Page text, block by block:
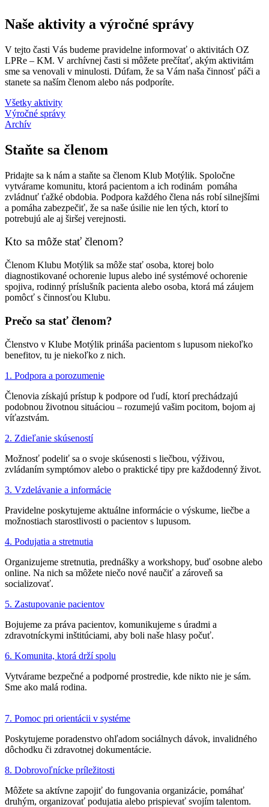
Naše aktivity a výročné správy
V tejto časti Vás budeme pravidelne informovať o aktivitách OZ
LPRe – KM. V archívnej časti si môžete prečítať, akým aktivitám
sme sa venovali v minulosti. Dúfam, že sa Vám naša činnosť páči a
stanete sa naším členom alebo nás podporíte.
Všetky aktivity
Výročné správy
Archív
Staňte sa členom
Pridajte sa k nám a staňte sa členom Klub Motýlik. Spoločne
vytvárame komunitu, ktorá pacientom a ich rodinám pomáha
zvládnuť ťažké obdobia. Podpora každého člena nás robí silnejšími
a pomáha zabezpečiť, že sa naše úsilie nie len tých, ktorí to
potrebujú ale aj širšej verejnosti.
Kto sa môže stať členom?
Členom Klubu Motýlik sa môže stať osoba, ktorej bolo
diagnostikované ochorenie lupus alebo iné systémové ochorenie
spojiva, rodinný príslušník pacienta alebo osoba, ktorá má záujem
pomôcť s činnosťou Klubu.
Prečo sa stať členom?
Členstvo v Klube Motýlik prináša pacientom s lupusom niekoľko
benefitov, tu je niekoľko z nich.
1. Podpora a porozumenie
Členovia získajú prístup k podpore od ľudí, ktorí prechádzajú
podobnou životnou situáciou – rozumejú vašim pocitom, bojom aj
víťazstvám.
2. Zdieľanie skúseností
Možnosť podeliť sa o svoje skúsenosti s liečbou, výživou,
zvládaním symptómov alebo o praktické tipy pre každodenný život.
3. Vzdelávanie a informácie
Pravidelne poskytujeme aktuálne informácie o výskume, liečbe a
možnostiach starostlivosti o pacientov s lupusom.
4. Podujatia a stretnutia
Organizujeme stretnutia, prednášky a workshopy, buď osobne alebo
online. Na nich sa môžete niečo nové naučiť a zároveň sa
socializovať.
5. Zastupovanie pacientov
Bojujeme za práva pacientov, komunikujeme s úradmi a
zdravotníckymi inštitúciami, aby boli naše hlasy počuť.
6. Komunita, ktorá drží spolu
Vytvárame bezpečné a podporné prostredie, kde nikto nie je sám.
Sme ako malá rodina.
7. Pomoc pri orientácii v systéme
Poskytujeme poradenstvo ohľadom sociálnych dávok, invalidného
dôchodku či zdravotnej dokumentácie.
8. Dobrovoľnícke príležitosti
Môžete sa aktívne zapojiť do fungovania organizácie, pomáhať
druhým, organizovať podujatia alebo prispievať svojím talentom.